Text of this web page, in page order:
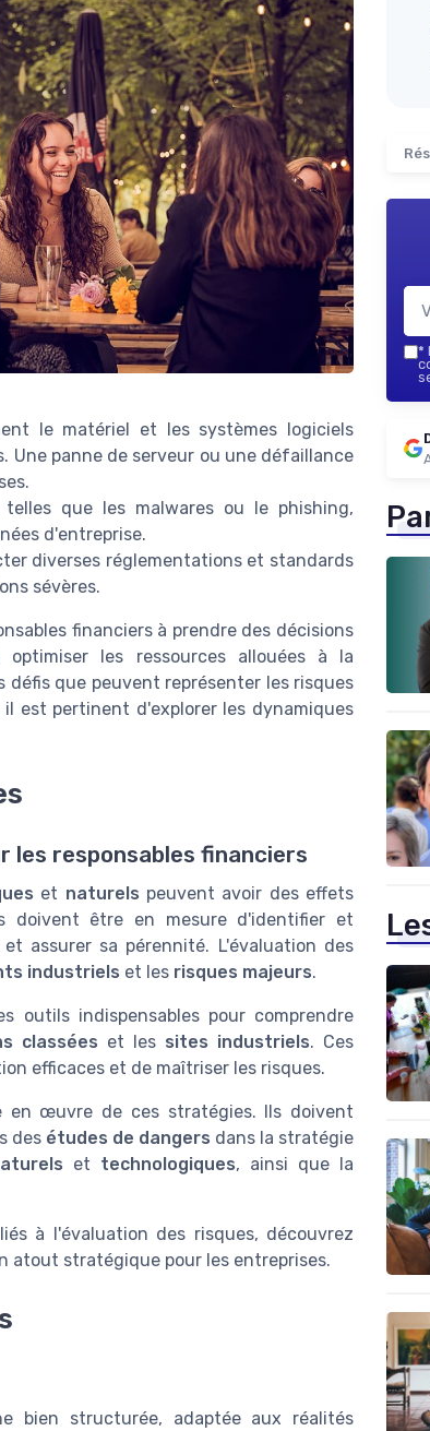
le matériel et les systèmes logiciels
panne de serveur ou une défaillance
que les malwares ou le phishing,
d'entreprise.
diverses réglementations et standards
sévères.
financiers à prendre des décisions
les ressources allouées à la
que peuvent représenter les risques
il est pertinent d'explorer les dynamiques
les responsables financiers
et naturels peuvent avoir des effets
doivent être en mesure d'identifier et
assurer sa pérennité. L'évaluation des
industriels et les risques majeurs.
outils indispensables pour comprendre
classées et les sites industriels. Ces
efficaces et de maîtriser les risques.
en œuvre de ces stratégies. Ils doivent
des études de dangers dans la stratégie
et technologiques, ainsi que la
à l'évaluation des risques, découvrez
atout stratégique pour les entreprises.
bien structurée, adaptée aux réalités
*